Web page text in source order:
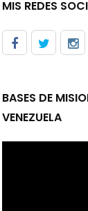
MIS REDES
BASES DE
VENEZUELA